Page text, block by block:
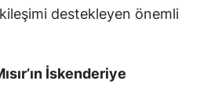
destekleyen önemli
İskenderiye